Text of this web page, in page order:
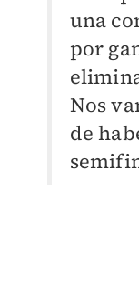
una
por
Nos
de